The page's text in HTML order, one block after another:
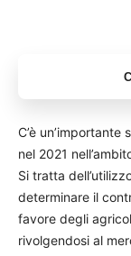
C’è
nel 2021
Si tratta
determinare il
favore degli
rivolgendosi al